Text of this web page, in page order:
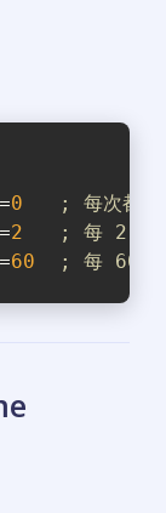
=0
; 每次都检
=2
; 每 2 秒
=60 ; 每 60 秒